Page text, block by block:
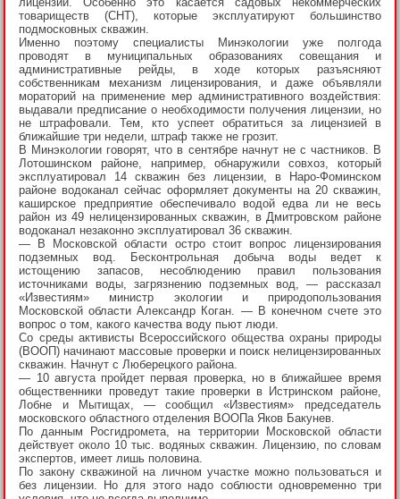
товариществ (СНТ), которые эксплуатируют большинство
подмосковных скважин.
Именно поэтому специалисты Минэкологии уже полгода
проводят в муниципальных образованиях совещания и
административные рейды, в ходе которых разъясняют
собственникам механизм лицензирования, и даже объявляли
мораторий на применение мер административного воздействия:
выдавали предписание о необходимости получения лицензии, но
не штрафовали. Тем, кто успеет обратиться за лицензией в
ближайшие три недели, штраф также не грозит.
В Минэкологии говорят, что в сентябре начнут не с частников. В
Лотошинском районе, например, обнаружили совхоз, который
эксплуатировал 14 скважин без лицензии, в Наро-Фоминском
районе водоканал сейчас оформляет документы на 20 скважин,
каширское предприятие обеспечивало водой едва ли не весь
район из 49 нелицензированных скважин, в Дмитровском районе
водоканал незаконно эксплуатировал 36 скважин.
— В Московской области остро стоит вопрос лицензирования
подземных вод. Бесконтрольная добыча воды ведет к
истощению запасов, несоблюдению правил пользования
источниками воды, загрязнению подземных вод, — рассказал
«Известиям» министр экологии и природопользования
Московской области Александр Коган. — В конечном счете это
вопрос о том, какого качества воду пьют люди.
Со среды активисты Всероссийского общества охраны природы
(ВООП) начинают массовые проверки и поиск нелицензированных
скважин. Начнут с Люберецкого района.
— 10 августа пройдет первая проверка, но в ближайшее время
общественники проведут такие проверки в Истринском районе,
Лобне и Мытищах, — сообщил «Известиям» председатель
московского областного отделения ВООПа Яков Бакунев.
По данным Росгидромета, на территории Московской области
действует около 10 тыс. водяных скважин. Лицензию, по словам
экспертов, имеет лишь половина.
По закону скважиной на личном участке можно пользоваться и
без лицензии. Но для этого надо соблюсти одновременно три